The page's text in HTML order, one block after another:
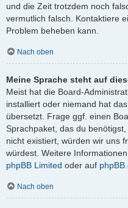
und die Zeit trotzdem noch
vermutlich falsch. Kontaktiere
Problem beheben kann.
Nach oben
Meine Sprache steht auf
Meist hat die Board-
installiert oder niemand hat
übersetzt. Frage ggf. einen
Sprachpaket, das du
nicht existiert, würden wir uns
würdest. Weitere
phpBB Limited oder auf
Nach oben